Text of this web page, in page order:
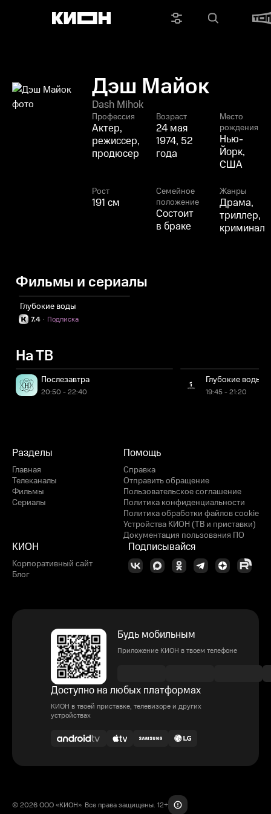
Дэш Майок
Dash Mihok
Профессия
Актер,
режиссер,
продюсер
Возраст
24 мая
1974, 52
года
Место
рождения
Нью-
Йорк,
США
Рост
191 см
Семейное
положение
Состоит
в браке
Жанры
Драма,
триллер,
криминал
Фильмы и сериалы
Глубокие воды
7.4 Подписка
·
На ТВ
Послезавтра
20:50 - 22:40
Глубокие воды
19:45 - 21:20
Разделы
Главная
Телеканалы
Фильмы
Сериалы
Помощь
Справка
Отправить обращение
Пользовательское соглашение
Политика конфиденциальности
Политика обработки файлов cookie
Устройства КИОН (ТВ и приставки)
Документация пользования ПО
КИОН
Корпоративный сайт
Блог
Подписывайся
Будь мобильным
Приложение КИОН в твоем телефоне
Доступно на любых платформах
КИОН в твоей приставке, телевизоре и других
устройствах
© 2026 ООО «КИОН». Все права защищены. 12+